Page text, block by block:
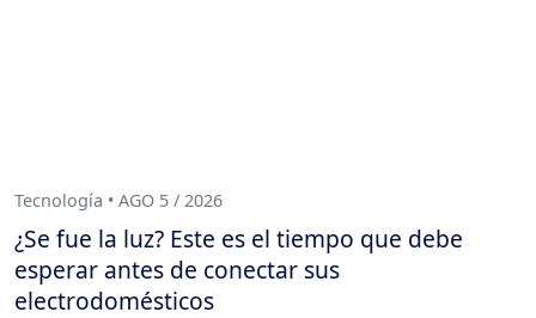
Tecnología • AGO 5 / 2026
¿Se fue la luz? Este es el tiempo que debe
esperar antes de conectar sus
electrodomésticos